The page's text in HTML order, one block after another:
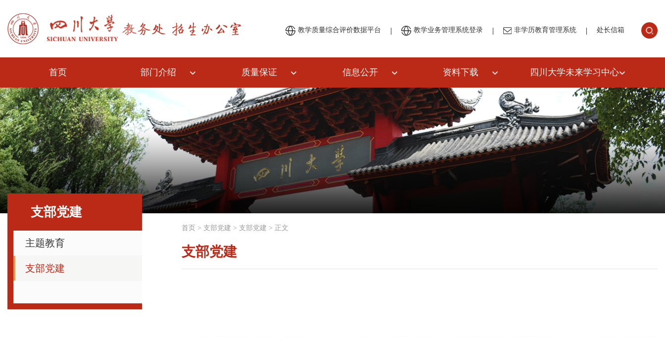
教学质量综合评价数据平台 | 教学业务管理系统登录 | 非学历教育管理系统 | 处长信箱
首页 部门介绍 质量保证 信息公开 资料下载 四川大学未来学习中心
支部党建
主题教育
支部党建
首页 > 支部党建 > 支部党建 > 正文
支部党建